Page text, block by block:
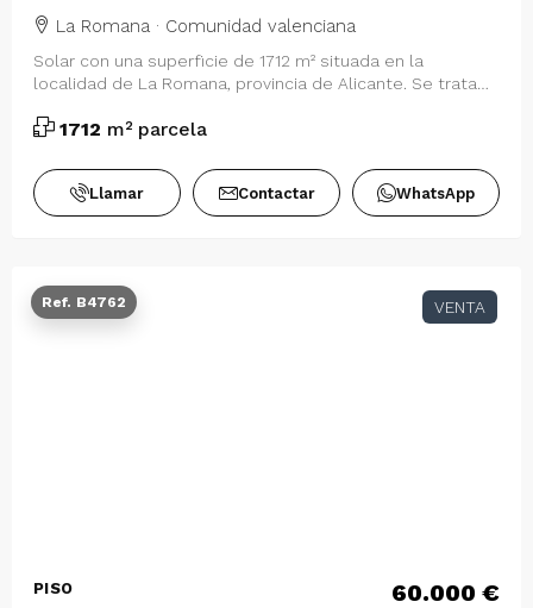
La Romana · Comunidad valenciana
Solar con una superficie de 1712 m² situada en la
localidad de La Romana, provincia de Alicante. Se trata
1712 m² parcela
Llamar Contactar WhatsApp
Ref. B4762 VENTA
PISO 60.000 €